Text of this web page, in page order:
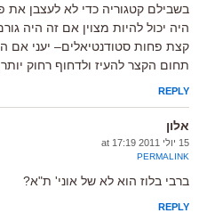
בשבילם קטגוריה כדי לא לעצבן את
היה יכול להיות מצוין אם זה היה
קצת פחות סטודנטיאלים– יעני
תחום הקצר להעיז ולדחוף רחוק
REPLY
אלון
15 יולי 2011 at 17:19
PERMALINK
ברבי בלוז הוא לא של אוני' ת"א?
REPLY